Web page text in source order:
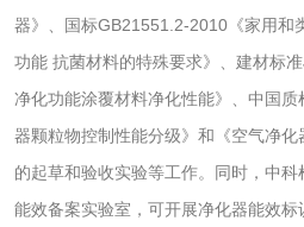
器》、国标GB21551.2-2010《家用和
功能 抗菌材料的特殊要求》、建材标
净化功能涂覆材料净化性能》、中国
器颗粒物控制性能分级》和《空气净化
的起草和验收实验等工作。同时，中科
能效备案实验室，可开展净化器能效标
测
检测
木质净水用活
农药肥料